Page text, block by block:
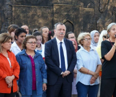
YAŞAM
MAGAZİN
Haber Arşivi